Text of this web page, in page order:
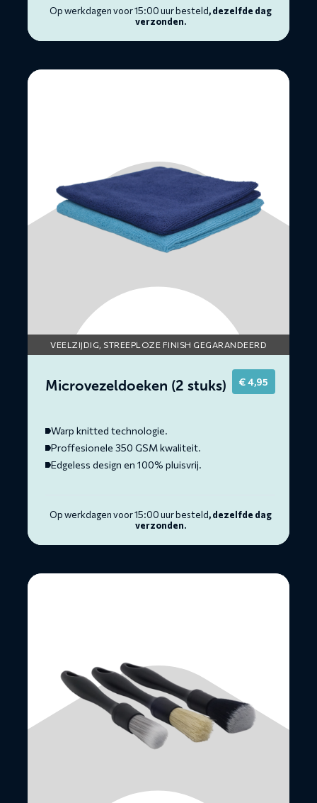
Op werkdagen voor 15:00 uur besteld, dezelfde dag
verzonden.
Lees
VEELZIJDIG, STREEPLOZE FINISH GEGARANDEERD
Microvezeldoeken (2 stuks) €4,95
Warp knitted technologie.
Proffesionele 350 GSM kwaliteit.
Edgeless design en 100% pluisvrij.
Op werkdagen voor 15:00 uur besteld, dezelfde dag
verzonden.
Lees